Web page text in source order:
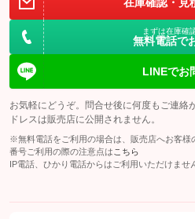
まずは在庫確
無料電話で
LINEでお
お気軽にどうぞ。問合せ後に何度もご連絡
ドレスは販売店に公開されません。
※無料電話をご利用の場合は、販売店へお客様
番号ご利用の際の注意点は こちら
IP電話、ひかり電話からはご利用いただけませ